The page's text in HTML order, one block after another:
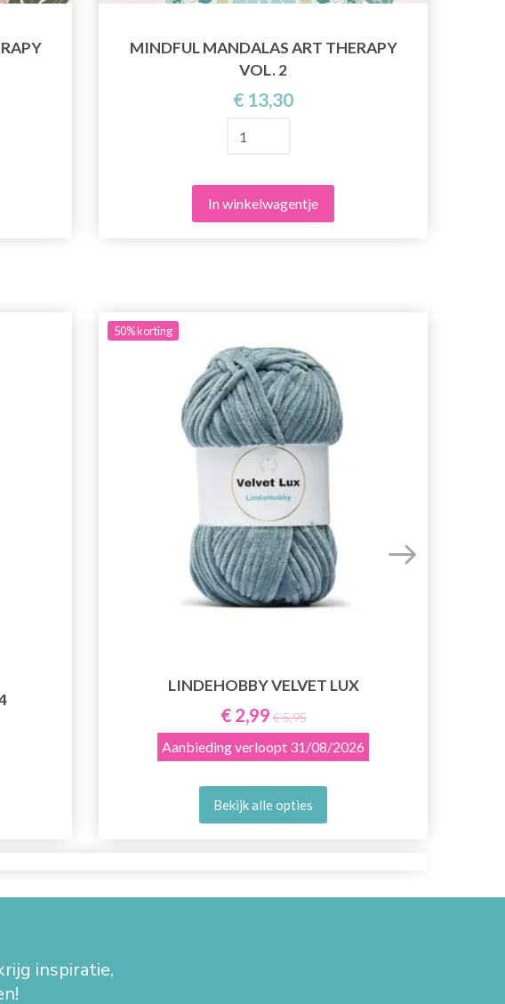
MINDFUL MANDALAS ART THERAPY
VOL. 2
€ 13,30
In winkelwagentje
50%korting
LINDEHOBBY VELVET LUX
€ 2,99 € 5,95
Aanbieding verloopt 31/08/2026
Bekijk alle opties
inspiratie,